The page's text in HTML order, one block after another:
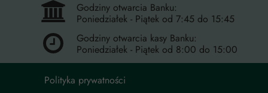
Godziny otwarcia kasy Banku:
Poniedziałek - Piątek od 8:00 do 15:00
Godziny otwarcia Banku:
Poniedziałek - Piątek od 7:45 do 15:45
Polityka prywatności